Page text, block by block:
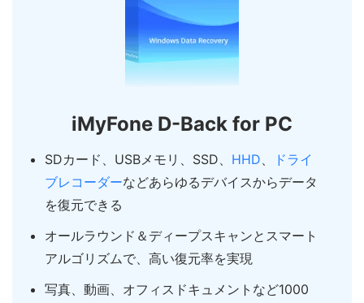
iMyFone D-Back for PC
SDカード、USBメモリ、SSD、 HHD、
ドライ
ブレコーダーなどあらゆるデバイスからデータ
を復元できる
オールラウンド＆ディープスキャンとスマート
アルゴリズムで、高い復元率を実現
写真、動画、オフィスドキュメントなど1000